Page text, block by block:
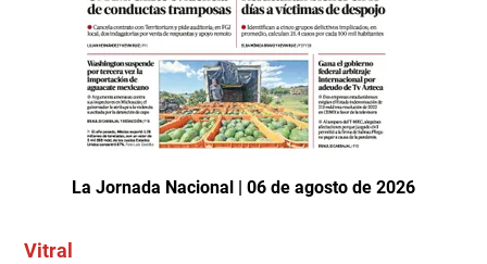
La Jornada Nacional | 06 de agosto de 2026
Vitral